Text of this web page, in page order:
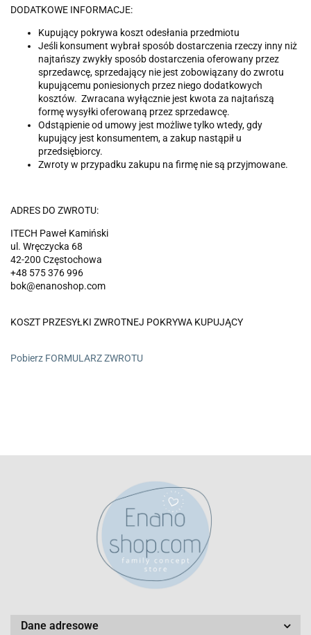
DODATKOWE INFORMACJE:
Kupujący pokrywa koszt odesłania przedmiotu
Jeśli konsument wybrał sposób dostarczenia rzeczy inny niż
najtańszy zwykły sposób dostarczenia oferowany przez
sprzedawcę, sprzedający nie jest zobowiązany do zwrotu
kupującemu poniesionych przez niego dodatkowych
kosztów. Zwracana wyłącznie jest kwota za najtańszą
formę wysyłki oferowaną przez sprzedawcę.
Odstąpienie od umowy jest możliwe tylko wtedy, gdy
kupujący jest konsumentem, a zakup nastąpił u
przedsiębiorcy.
Zwroty w przypadku zakupu na firmę nie są przyjmowane.
ADRES DO ZWROTU:
ITECH Paweł Kamiński
ul. Wręczycka 68
42-200 Częstochowa
+48 575 376 996
bok@enanoshop.com
KOSZT PRZESYŁKI ZWROTNEJ POKRYWA KUPUJĄCY
Pobierz FORMULARZ ZWROTU
Dane adresowe